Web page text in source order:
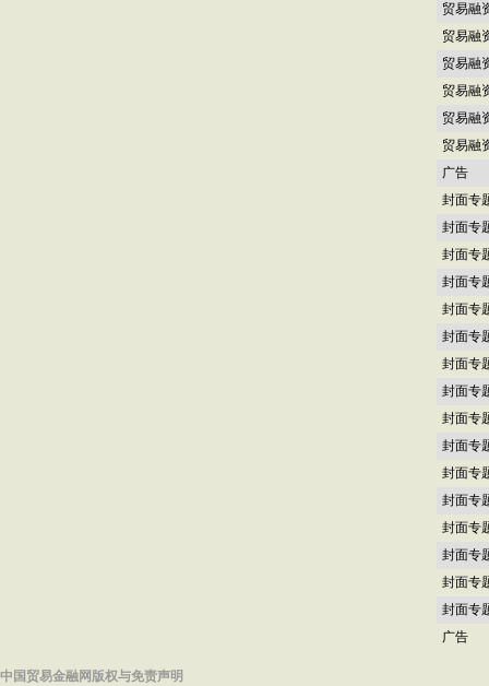
贸易融
贸易融
贸易融
贸易融
贸易融
贸易融
广告
封面专
封面专
封面专
封面专
封面专
封面专
封面专
封面专
封面专
封面专
封面专
封面专
封面专
封面专
封面专
封面专
广告
中国贸易金融网版权与免责声明